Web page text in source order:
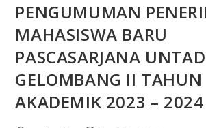
PENGUMUMAN
MAHASISWA BARU
PASCASARJANA UNTAD
GELOMBANG II TAHUN
AKADEMIK 2023 – 2024